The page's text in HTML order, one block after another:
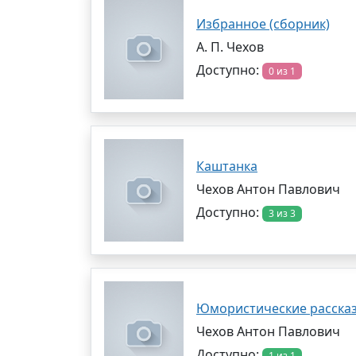
Избранное (сборник)
А. П. Чехов
Доступно:
0 из 1
Каштанка
Чехов Антон Павлович
Доступно:
3 из 3
Юмористические
Чехов Антон Павлович